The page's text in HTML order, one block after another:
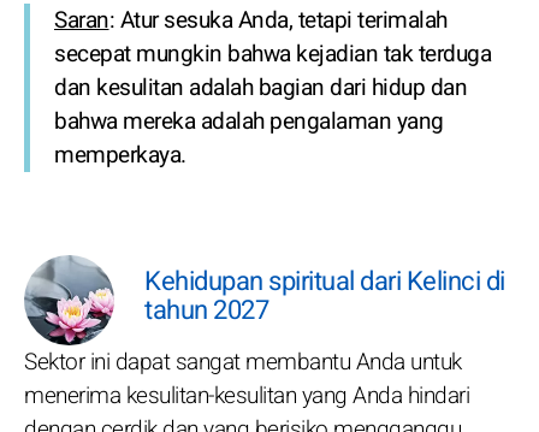
Saran: Atur sesuka Anda, tetapi terimalah
secepat mungkin bahwa kejadian tak terduga
dan kesulitan adalah bagian dari hidup dan
bahwa mereka adalah pengalaman yang
memperkaya.
Kehidupan spiritual dari Kelinci di
tahun 2027
Sektor ini dapat sangat membantu Anda untuk
menerima kesulitan-kesulitan yang Anda hindari